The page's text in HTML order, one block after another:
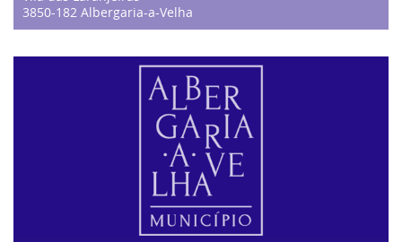
3850-182 Albergaria-a-Velha